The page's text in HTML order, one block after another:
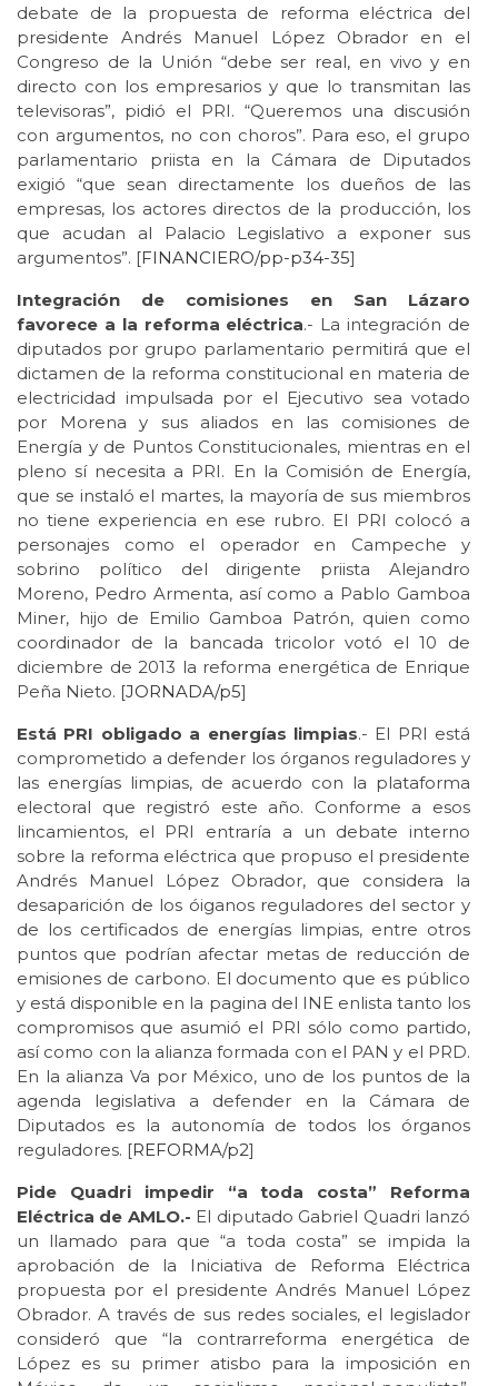
debate de la propuesta de reforma eléctrica del
presidente Andrés Manuel López Obrador en el
Congreso de la Unión “debe ser real, en vivo y en
directo con los empresarios y que lo transmitan las
televisoras”, pidió el PRI. “Queremos una discusión
con argumentos, no con choros”. Para eso, el grupo
parlamentario priista en la Cámara de Diputados
exigió “que sean directamente los dueños de las
empresas, los actores directos de la producción, los
que acudan al Palacio Legislativo a exponer sus
argumentos”. [FINANCIERO/pp-p34-35]
Integración de comisiones en San Lázaro
favorece a la reforma eléctrica.- La integración de
diputados por grupo parlamentario permitirá que el
dictamen de la reforma constitucional en materia de
electricidad impulsada por el Ejecutivo sea votado
por Morena y sus aliados en las comisiones de
Energía y de Puntos Constitucionales, mientras en el
pleno sí necesita a PRI. En la Comisión de Energía,
que se instaló el martes, la mayoría de sus miembros
no tiene experiencia en ese rubro. El PRI colocó a
personajes como el operador en Campeche y
sobrino político del dirigente priista Alejandro
Moreno, Pedro Armenta, así como a Pablo Gamboa
Miner, hijo de Emilio Gamboa Patrón, quien como
coordinador de la bancada tricolor votó el 10 de
diciembre de 2013 la reforma energética de Enrique
Peña Nieto. [JORNADA/p5]
Está PRI obligado a energías limpias.- El PRI está
comprometido a defender los órganos reguladores y
las energías limpias, de acuerdo con la plataforma
electoral que registró este año. Conforme a esos
lincamientos, el PRI entraría a un debate interno
sobre la reforma eléctrica que propuso el presidente
Andrés Manuel López Obrador, que considera la
desaparición de los óiganos reguladores del sector y
de los certificados de energías limpias, entre otros
puntos que podrían afectar metas de reducción de
emisiones de carbono. El documento que es público
y está disponible en la pagina del INE enlista tanto los
compromisos que asumió el PRI sólo como partido,
así como con la alianza formada con el PAN y el PRD.
En la alianza Va por México, uno de los puntos de la
agenda legislativa a defender en la Cámara de
Diputados es la autonomía de todos los órganos
reguladores. [REFORMA/p2]
Pide Quadri impedir “a toda costa” Reforma
Eléctrica de AMLO.- El diputado Gabriel Quadri lanzó
un llamado para que “a toda costa” se impida la
aprobación de la Iniciativa de Reforma Eléctrica
propuesta por el presidente Andrés Manuel López
Obrador. A través de sus redes sociales, el legislador
consideró que “la contrarreforma energética de
López es su primer atisbo para la imposición en